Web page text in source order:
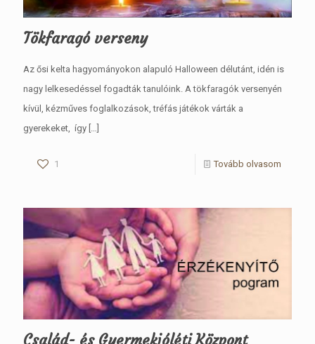
Tökfaragó verseny
Az ősi kelta hagyományokon alapuló Halloween délutánt, idén is
nagy lelkesedéssel fogadták tanulóink. A tökfaragók versenyén
kívül, kézműves foglalkozások, tréfás játékok várták a
gyerekeket, így
1 Tovább olvasom